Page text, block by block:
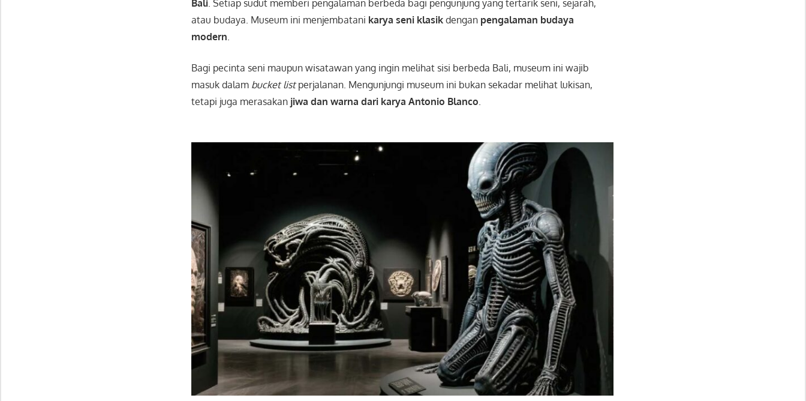
Bali . Setiap sudut memberi pengalaman berbeda bagi pengunjung yang tertarik seni, sejarah,
atau budaya. Museum ini menjembatani karya seni klasik dengan pengalaman budaya
modern
Bagi pecinta seni maupun wisatawan yang ingin melihat sisi berbeda Bali, museum ini wajib
masuk dalam bucket listperjalanan. Mengunjungi museum ini bukan sekadar melihat lukisan,
tetapi juga merasakan jiwa dan warna dari karya Antonio Blanco